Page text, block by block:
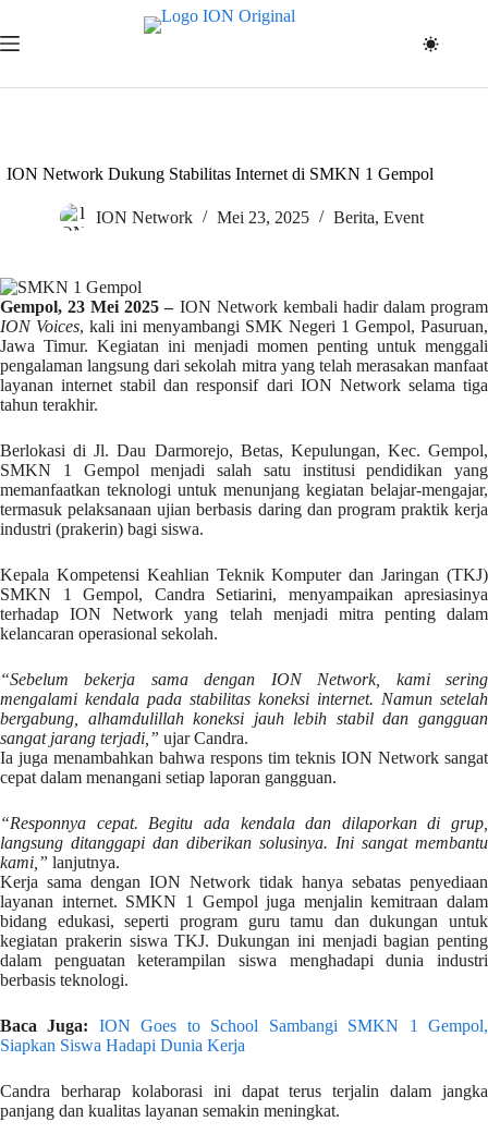
content
ION Network Dukung Stabilitas Internet di SMKN 1 Gempol
ION Network Mei 23, 2025 Berita, Event
Gempol, 23 Mei 2025 –ION Network kembali hadir dalam program
ION Voices, kali ini menyambangi SMK Negeri 1 Gempol, Pasuruan,
Jawa Timur. Kegiatan ini menjadi momen penting untuk menggali
pengalaman langsung dari sekolah mitra yang telah merasakan manfaat
layanan internet stabil dan responsif dari ION Network selama tiga
tahun terakhir.
Berlokasi di Jl. Dau Darmorejo, Betas, Kepulungan, Kec. Gempol,
SMKN 1 Gempol menjadi salah satu institusi pendidikan yang
memanfaatkan teknologi untuk menunjang kegiatan belajar-mengajar,
termasuk pelaksanaan ujian berbasis daring dan program praktik kerja
industri (prakerin) bagi siswa.
Kepala Kompetensi Keahlian Teknik Komputer dan Jaringan (TKJ)
SMKN 1 Gempol, Candra Setiarini, menyampaikan apresiasinya
terhadap ION Network yang telah menjadi mitra penting dalam
kelancaran operasional sekolah.
“Sebelum bekerja sama dengan ION Network, kami sering
mengalami kendala pada stabilitas koneksi internet. Namun setelah
bergabung, alhamdulillah koneksi jauh lebih stabil dan gangguan
sangat jarang terjadi,” ujar Candra.
Ia juga menambahkan bahwa respons tim teknis ION Network sangat
cepat dalam menangani setiap laporan gangguan.
“Responnya cepat. Begitu ada kendala dan dilaporkan di grup,
langsung ditanggapi dan diberikan solusinya. Ini sangat membantu
kami,” lanjutnya.
Kerja sama dengan ION Network tidak hanya sebatas penyediaan
layanan internet. SMKN 1 Gempol juga menjalin kemitraan dalam
bidang edukasi, seperti program guru tamu dan dukungan untuk
kegiatan prakerin siswa TKJ. Dukungan ini menjadi bagian penting
dalam penguatan keterampilan siswa menghadapi dunia industri
berbasis teknologi.
Baca Juga:
ION Goes to School Sambangi SMKN 1 Gempol,
Siapkan Siswa Hadapi Dunia Kerja
Candra berharap kolaborasi ini dapat terus terjalin dalam jangka
panjang dan kualitas layanan semakin meningkat.